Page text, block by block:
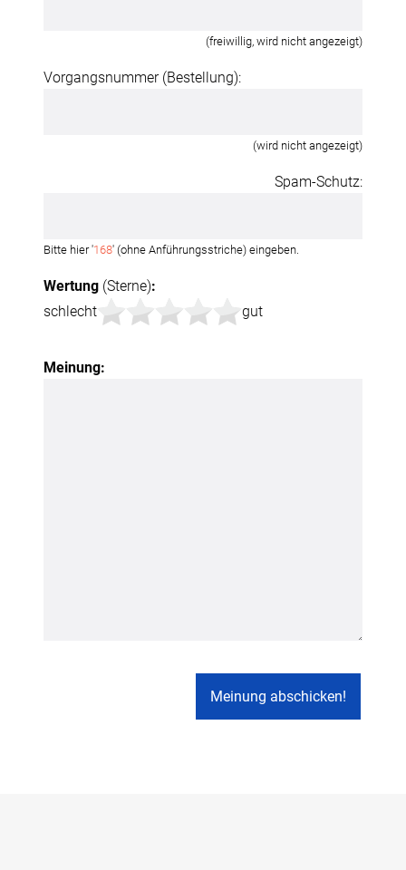
(freiwillig, wird nicht angezeigt)
Vorgangsnummer (Bestellung):
(wird nicht angezeigt)
Spam-Schutz:
Bitte hier '168' (ohne Anführungsstriche) eingeben.
Wertung (Sterne):
schlecht
gut
Meinung: